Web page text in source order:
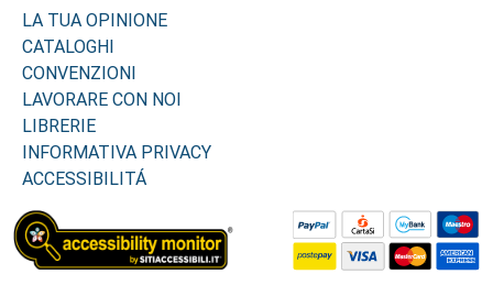
LA TUA OPINIONE
CATALOGHI
CONVENZIONI
LAVORARE CON NOI
LIBRERIE
INFORMATIVA PRIVACY
ACCESSIBILITÁ